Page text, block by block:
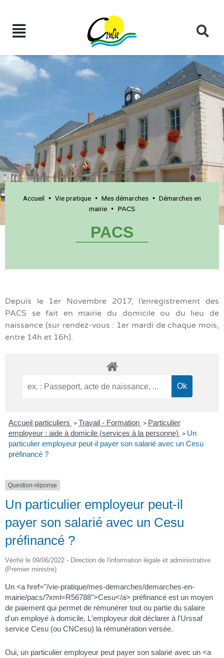
Accueil • Vie pratique • Mes démarches • Démarches en
mairie • PACS
PACS
Depuis le 1er Novembre 2017, l’enregistrement des
PACS se fait en mairie du domicile ou du lieu de
naissance (sur rendez-vous : 1er mardi de chaque mois,
entre 14h et 16h).
Accueil particuliers > Travail - Formation > Particulier
employeur : aide à domicile (services à la personne) > Un
particulier employeur peut-il payer son salarié avec un Cesu
préfinancé ?
Question-réponse
Un particulier employeur peut-il
payer son salarié avec un Cesu
préfinancé ?
Vérifié le 09/06/2022 - Direction de l'information légale et administrative
(Premier ministre)
Un <a href="/vie-pratique/mes-demarches/demarches-en-
mairie/pacs/?xml=R56788">Cesu</a> préfinancé est un moyen
de paiement qui permet de rémunérer tout ou partie du salaire
d'un employé à domicile. L'employeur doit déclarer à l'Urssaf
service Cesu (ou CNCesu) la rémunération versée.
Oui, un particulier employeur peut payer son salarié avec un <a